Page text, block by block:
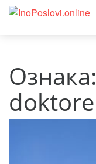
Ознака:
doktore